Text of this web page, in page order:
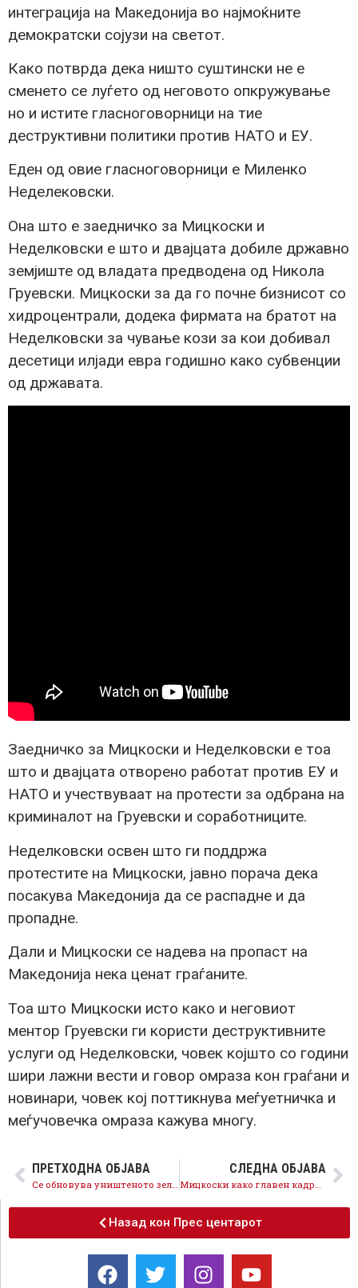
интеграција на Македонија во најмоќните
демократски сојузи на светот.
Како потврда дека ништо суштински не е
сменето се луѓето од неговото опкружување
но и истите гласноговорници на тие
деструктивни политики против НАТО и ЕУ.
Еден од овие гласноговорници е Миленко
Неделековски.
Она што е заедничко за Мицкоски и
Неделковски e што и двајцата добиле државно
земјиште од владата предводена од Никола
Груевски. Мицкоски за да го почне бизнисот со
хидроцентрали, додека фирмата на братот на
Неделковски за чување кози за кои добивал
десетици илјади евра годишно како субвенции
од државата.
Заедничко за Мицкоски и Неделковски е тоа
што и двајцата отворено работат против ЕУ и
НАТО и учествуваат на протести за одбрана на
криминалот на Груевски и соработниците.
Неделковски освен што ги поддржа
протестите на Мицкоски, јавно порача дека
посакува Македонија да се распадне и да
пропадне.
Дали и Мицкоски се надева на пропаст на
Македонија нека ценат граѓаните.
Тоа што Мицкоски исто како и неговиот
ментор Груевски ги користи деструктивните
услуги од Неделковски, човек којшто со години
шири лажни вести и говор омраза кон граѓани и
новинари, човек кој поттикнува меѓуетничка и
меѓучовечка омраза кажува многу.
ПРЕТХОДНА ОБЈАВА
Се обновува уништеното зеленило, се менува нееколошкиот начин на греење, се набавуваат еко автобуси
СЛЕДНА ОБЈАВА
Мицкоски како главен кадровик на Никола Груевски признава дека е анти НАТО и анти ЕУ
Назад кон Прес центарот